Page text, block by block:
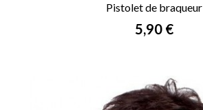
Pistolet de braqueur
Prix
5,90 €